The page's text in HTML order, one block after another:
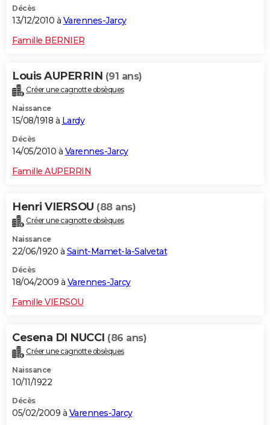
Décès
13/12/2010 à Varennes-Jarcy
Famille BERNIER
Louis AUPERRIN (91 ans)
Créer une cagnotte obsèques
Naissance
15/08/1918 à Lardy
Décès
14/05/2010 à Varennes-Jarcy
Famille AUPERRIN
Henri VIERSOU (88 ans)
Créer une cagnotte obsèques
Naissance
22/06/1920 à Saint-Mamet-la-Salvetat
Décès
18/04/2009 à Varennes-Jarcy
Famille VIERSOU
Cesena DI NUCCI (86 ans)
Créer une cagnotte obsèques
Naissance
10/11/1922
Décès
05/02/2009 à Varennes-Jarcy